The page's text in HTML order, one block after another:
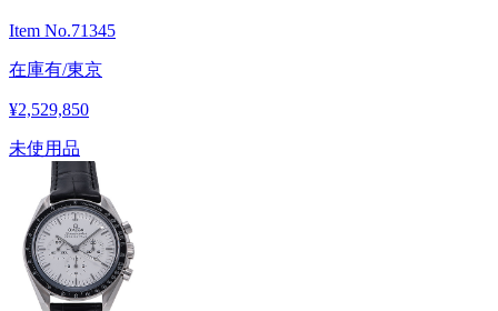
Item No.71345
在庫有/東京
¥2,529,850
未使用品